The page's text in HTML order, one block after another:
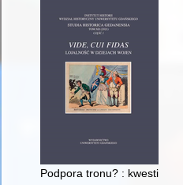
Podpora tronu? : kwestia